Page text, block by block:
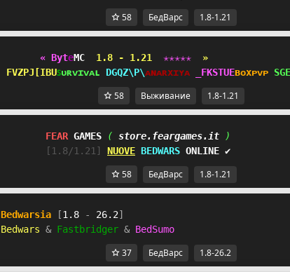
58 БедВарс 1.8-1.21
« ByteMC 1.8 - 1.21 ✭✭✭✭✭ »
IYLQ_^GSZꜱᴜʀᴠɪᴠᴀʟ JWEJ\C^ᴀɴᴀʀxɪʏᴀ @BJ_WJKʙᴏxᴘᴠᴘ
58 Выживание 1.8-1.21
FEAR GAMES ( store.feargames.it
)
[1.8/1.21] NUOVE BEDWARS ONLINE ✔
58 БедВарс 1.8-1.21
Bedwarsia [1.8 - 26.2]
Bedwars & Fastbridger & BedSumo
37 БедВарс 1.8-26.2